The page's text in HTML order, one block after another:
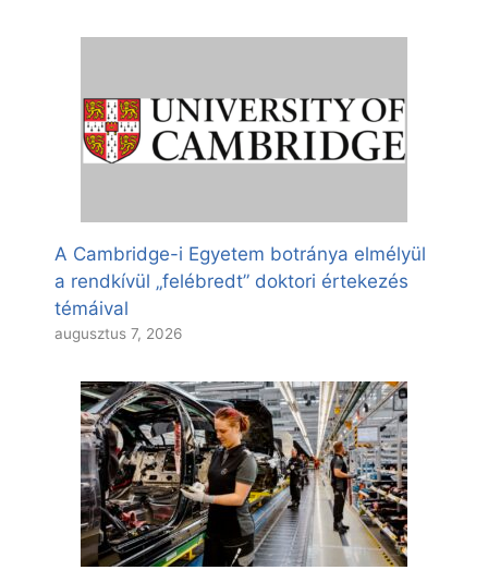
A Cambridge-i Egyetem botránya elmélyül
a rendkívül „felébredt” doktori értekezés
témáival
augusztus 7, 2026